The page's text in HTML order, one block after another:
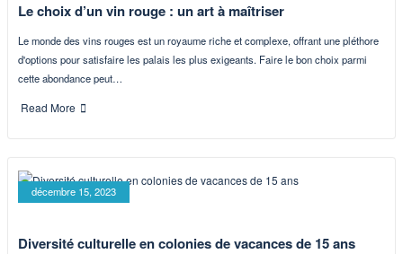
Le choix d’un vin rouge : un art à maîtriser
Le monde des vins rouges est un royaume riche et complexe, offrant une pléthore
d'options pour satisfaire les palais les plus exigeants. Faire le bon choix parmi
cette abondance peut…
Read More
décembre 15, 2023
Diversité culturelle en colonies de vacances de 15 ans